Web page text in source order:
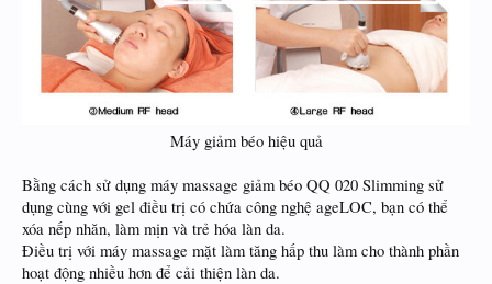
Máy giảm béo hiệu quả​
Bằng cách sử dụng máy massage giảm béo QQ 020 Slimming sử
dụng cùng với gel điều trị có chứa công nghệ ageLOC, bạn có thể
xóa nếp nhăn, làm mịn và trẻ hóa làn da.
Điều trị với máy massage mặt làm tăng hấp thu làm cho thành phần
hoạt động nhiều hơn để cải thiện làn da.